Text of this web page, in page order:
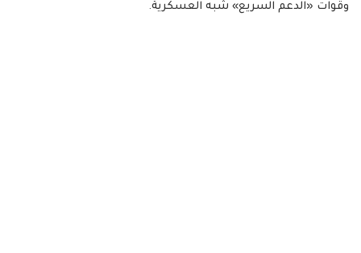
وقوات «الدعم السريع» شبه العسكرية.